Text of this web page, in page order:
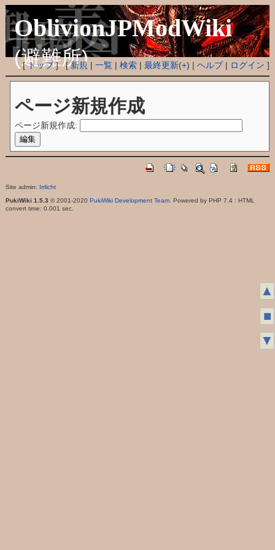
OblivionJPModWiki
(避難所)
[トップ] [新規 |一覧 |検索 |最終更新(+) |ヘルプ| ログイン ]
ページ新規作成
ページ新規作成:
Site admin: Irrlicht
PukiWiki 1.5.3 © 2001-2020 PukiWiki Development Team. Powered by PHP 7.4 : HTML
convert time: 0.001 sec.
▲
■
▼